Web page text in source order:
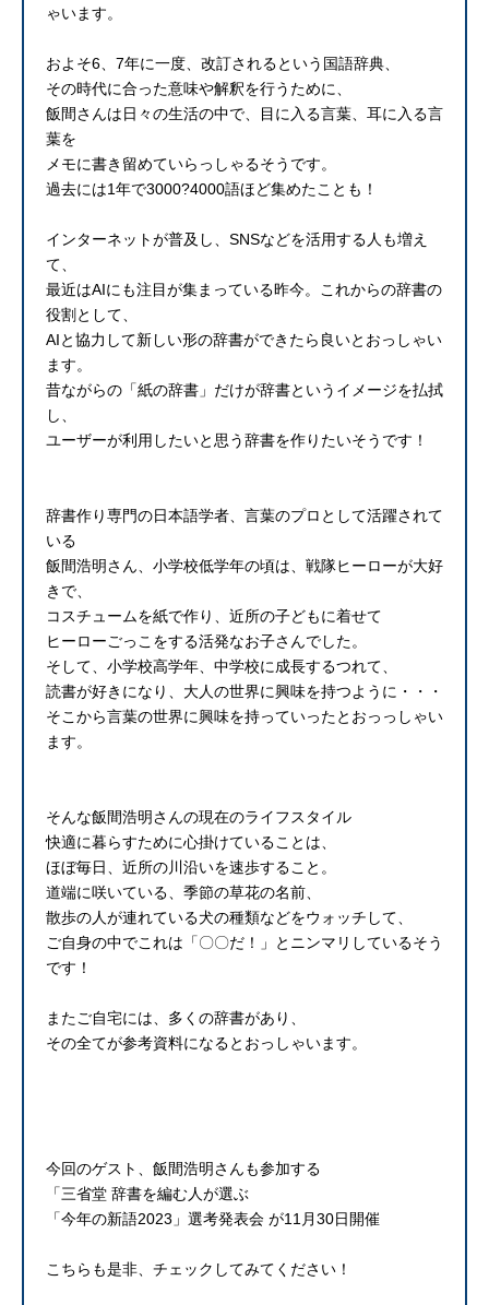
ゃいます。
およそ6、7年に一度、改訂されるという国語辞典、
その時代に合った意味や解釈を行うために、
飯間さんは日々の生活の中で、目に入る言葉、耳に入る言
葉を
メモに書き留めていらっしゃるそうです。
過去には1年で3000?4000語ほど集めたことも！
インターネットが普及し、SNSなどを活用する人も増え
て、
最近はAIにも注目が集まっている昨今。これからの辞書の
役割として、
AIと協力して新しい形の辞書ができたら良いとおっしゃい
ます。
昔ながらの「紙の辞書」だけが辞書というイメージを払拭
し、
ユーザーが利用したいと思う辞書を作りたいそうです！
辞書作り専門の日本語学者、言葉のプロとして活躍されて
いる
飯間浩明さん、小学校低学年の頃は、戦隊ヒーローが大好
きで、
コスチュームを紙で作り、近所の子どもに着せて
ヒーローごっこをする活発なお子さんでした。
そして、小学校高学年、中学校に成長するつれて、
読書が好きになり、大人の世界に興味を持つように・・・
そこから言葉の世界に興味を持っていったとおっっしゃい
ます。
そんな飯間浩明さんの現在のライフスタイル
快適に暮らすために心掛けていることは、
ほぼ毎日、近所の川沿いを速歩すること。
道端に咲いている、季節の草花の名前、
散歩の人が連れている犬の種類などをウォッチして、
ご自身の中でこれは「〇〇だ！」とニンマリしているそう
です！
またご自宅には、多くの辞書があり、
その全てが参考資料になるとおっしゃいます。
今回のゲスト、飯間浩明さんも参加する
「三省堂 辞書を編む人が選ぶ
「今年の新語2023」選考発表会 が11月30日開催
こちらも是非、チェックしてみてください！